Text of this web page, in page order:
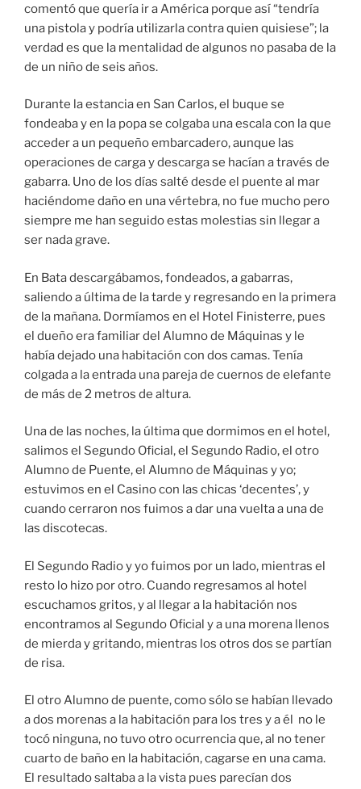
comentó que quería ir a América porque así “tendría
una pistola y podría utilizarla contra quien quisiese”; la
verdad es que la mentalidad de algunos no pasaba de la
de un niño de seis años.
Durante la estancia en San Carlos, el buque se
fondeaba y en la popa se colgaba una escala con la que
acceder a un pequeño embarcadero, aunque las
operaciones de carga y descarga se hacían a través de
gabarra. Uno de los días salté desde el puente al mar
haciéndome daño en una vértebra, no fue mucho pero
siempre me han seguido estas molestias sin llegar a
ser nada grave.
En Bata descargábamos, fondeados, a gabarras,
saliendo a última de la tarde y regresando en la primera
de la mañana. Dormíamos en el Hotel Finisterre, pues
el dueño era familiar del Alumno de Máquinas y le
había dejado una habitación con dos camas. Tenía
colgada a la entrada una pareja de cuernos de elefante
de más de 2 metros de altura.
Una de las noches, la última que dormimos en el hotel,
salimos el Segundo Oficial, el Segundo Radio, el otro
Alumno de Puente, el Alumno de Máquinas y yo;
estuvimos en el Casino con las chicas ‘decentes’, y
cuando cerraron nos fuimos a dar una vuelta a una de
las discotecas.
El Segundo Radio y yo fuimos por un lado, mientras el
resto lo hizo por otro. Cuando regresamos al hotel
escuchamos gritos, y al llegar a la habitación nos
encontramos al Segundo Oficial y a una morena llenos
de mierda y gritando, mientras los otros dos se partían
de risa.
El otro Alumno de puente, como sólo se habían llevado
a dos morenas a la habitación para los tres y a él no le
tocó ninguna, no tuvo otro ocurrencia que, al no tener
cuarto de baño en la habitación, cagarse en una cama.
El resultado saltaba a la vista pues parecían dos